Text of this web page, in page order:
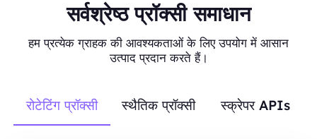
सर्वश्रेष्ठ प्रॉक्सी समाधान
हम प्रत्येक ग्राहक की आवश्यकताओं के लिए उपयोग में आसान
उत्पाद प्रदान करते हैं।
रोटेटिंग प्रॉक्सी स्थैतिक प्रॉक्सी स्क्रेपर APIs